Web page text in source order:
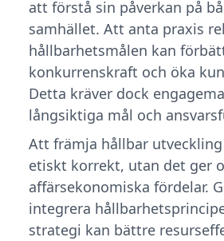
att förstå sin påverkan på
samhället. Att anta praxis
hållbarhetsmålen kan
konkurrenskraft och öka
Detta kräver dock
långsiktiga mål och
Att främja hållbar
etiskt korrekt, utan det ger
affärsekonomiska fördelar.
integrera
strategi kan bättre